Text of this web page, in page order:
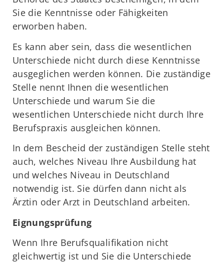
Sie die Kenntnisse oder Fähigkeiten
erworben haben.
Es kann aber sein, dass die wesentlichen
Unterschiede nicht durch diese Kenntnisse
ausgeglichen werden können. Die zuständige
Stelle nennt Ihnen die wesentlichen
Unterschiede und warum Sie die
wesentlichen Unterschiede nicht durch Ihre
Berufspraxis ausgleichen können.
In dem Bescheid der zuständigen Stelle steht
auch, welches Niveau Ihre Ausbildung hat
und welches Niveau in Deutschland
notwendig ist. Sie dürfen dann nicht als
Ärztin oder Arzt in Deutschland arbeiten.
Eignungsprüfung
Wenn Ihre Berufsqualifikation nicht
gleichwertig ist und Sie die Unterschiede